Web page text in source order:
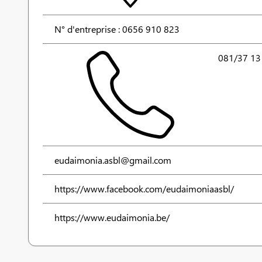
N° d'entreprise : 0656 910 823
081/37
eudaimonia.asbl@gmail.com
https://www.facebook.com/eudaimoniaasbl/
https://www.eudaimonia.be/